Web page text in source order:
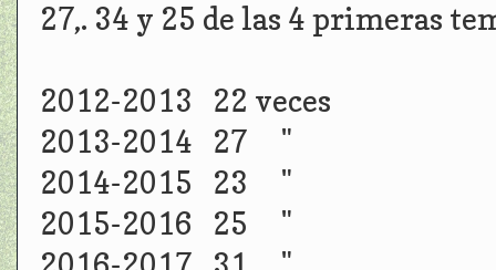
27,. 34 y 25 de las 4 primeras
2012-2013 22 veces
2013-2014 27 "
2014-2015 23 "
2015-2016 25 "